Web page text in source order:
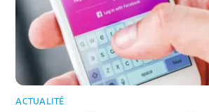
ACTUALITÉ